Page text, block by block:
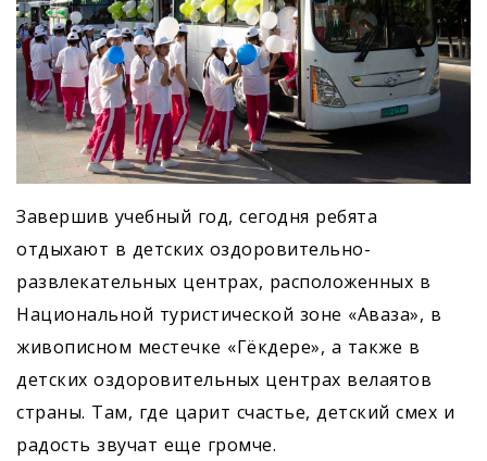
Завершив учебный год, сегодня ребята
отдыхают в детских оздоровительно-
развлекательных центрах, расположенных в
Национальной туристической зоне «Аваза», в
живописном местечке «Гёкдере», а также в
детских оздоровительных центрах велаятов
страны. Там, где царит счастье, детский смех и
радость звучат еще громче.